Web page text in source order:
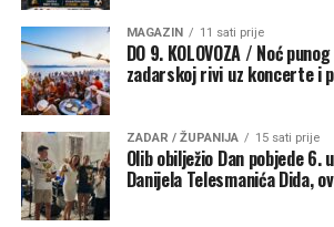
daljnji razvoj ovog projekta.
MAGAZIN 11 sati prije
DO 9. KOLOVOZA / Noć
zadarskoj rivi uz koncerte i
ZADAR / ŽUPANIJA 15 sati prije
Olib obilježio Dan pobjede
Danijela Telesmanića Dida,